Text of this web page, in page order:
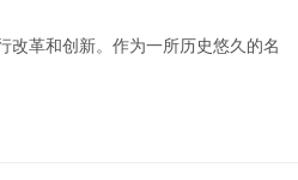
革和创新。作为一所历史悠久的名